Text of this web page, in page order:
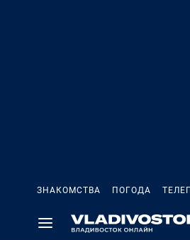
ЗНАКОМСТВА ПОГОДА